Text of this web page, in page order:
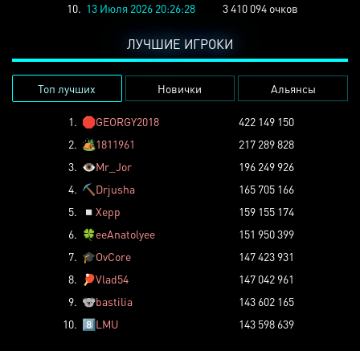
10. 13 Июля 2026 20:26:28 3 410 094 очков
ЛУЧШИЕ ИГРОКИ
Топ лучших Новички Альянсы
1. 🛑GEORGY2018
422 149 150
2. 🏕️1811961
217 289 828
3. 👁️Mr_Jor
196 249 926
4. ⛏️ Drjusha
165 705 166
5.
◽ Xepp
159 155 174
6. 🍀eeAnatolyee
151 950 399
7. 🎓OvCore
147 423 931
8.
🏓Vlad54
147 042 961
9. 🐨bastilia
143 602 165
10. 8️⃣LMU 143 598 639